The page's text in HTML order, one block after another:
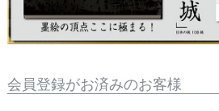
会員登録がお済みのお客様